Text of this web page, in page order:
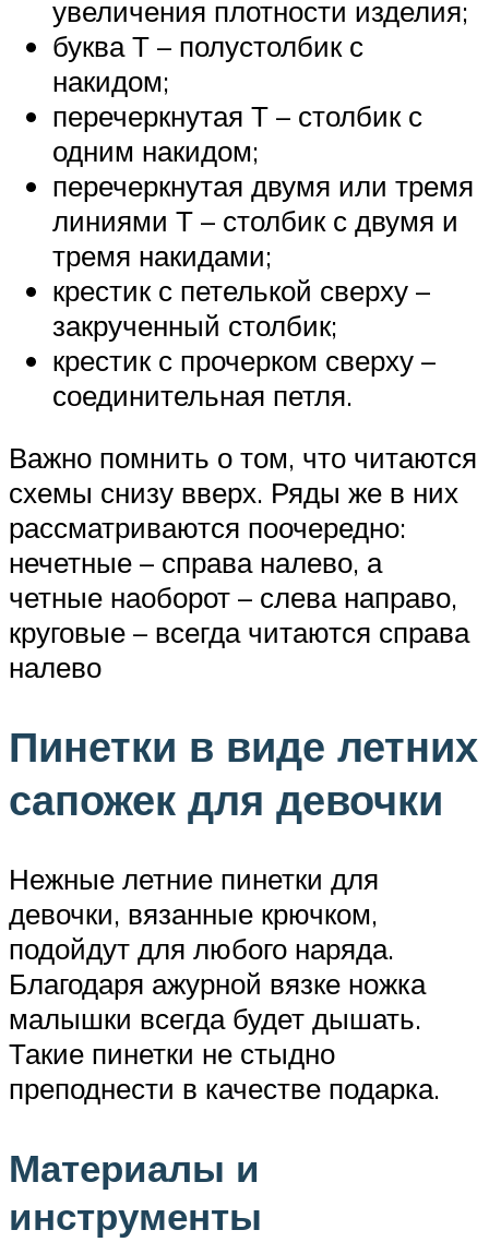
увеличения плотности изделия;
буква Т – полустолбик с
накидом;
перечеркнутая Т – столбик с
одним накидом;
перечеркнутая двумя или тремя
линиями Т – столбик с двумя и
тремя накидами;
крестик с петелькой сверху –
закрученный столбик;
крестик с прочерком сверху –
соединительная петля.
Важно помнить о том, что читаются
схемы снизу вверх. Ряды же в них
рассматриваются поочередно:
нечетные – справа налево, а
четные наоборот – слева направо,
круговые – всегда читаются справа
налево
Пинетки в виде летних
сапожек для девочки
Нежные летние пинетки для
девочки, вязанные крючком,
подойдут для любого наряда.
Благодаря ажурной вязке ножка
малышки всегда будет дышать.
Такие пинетки не стыдно
преподнести в качестве подарка.
Материалы и
инструменты